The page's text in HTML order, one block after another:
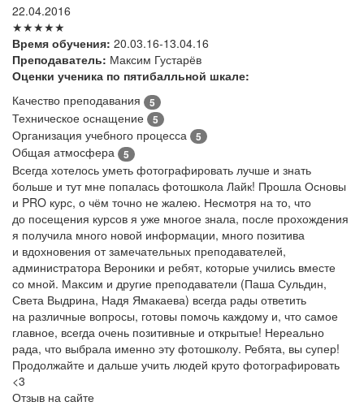
22.04.2016
★★★★★
Время обучения: 20.03.16-13.04.16
Преподаватель: Максим Густарёв
Оценки ученика по пятибалльной шкале:
Качество преподавания
5
Техническое оснащение 5
Организация учебного процесса 5
Общая атмосфера 5
Всегда хотелось уметь фотографировать лучше и знать
больше и тут мне попалась фотошкола Лайк! Прошла Основы
и PRO курс, о чём точно не жалею. Несмотря на то, что
до посещения курсов я уже многое знала, после прохождения
я получила много новой информации, много позитива
и вдохновения от замечательных преподавателей,
администратора Вероники и ребят, которые учились вместе
со мной. Максим и другие преподаватели (Паша Сульдин,
Света Выдрина, Надя Ямакаева) всегда рады ответить
на различные вопросы, готовы помочь каждому и, что самое
главное, всегда очень позитивные и открытые! Нереально
рада, что выбрала именно эту фотошколу. Ребята, вы супер!
Продолжайте и дальше учить людей круто фотографировать
<3
Отзыв на сайте